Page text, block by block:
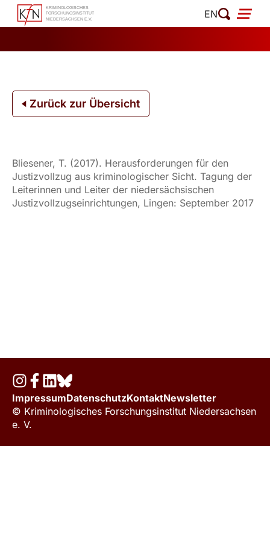
Zum
Inhalt
EN
Zurück zur Übersicht
Bliesener, T. (2017). Herausforderungen für den
Justizvollzug aus kriminologischer Sicht. Tagung der
Leiterinnen und Leiter der niedersächsischen
Justizvollzugseinrichtungen, Lingen: September 2017
ImpressumDatenschutzKontaktNewsletter
© Kriminologisches Forschungsinstitut Niedersachsen
e. V.